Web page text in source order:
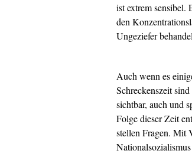
ist extrem
den
Ungeziefer
Auch wenn es
Schreckenszeit
sichtbar, auch und
Folge dieser Zeit
stellen Fragen. Mit